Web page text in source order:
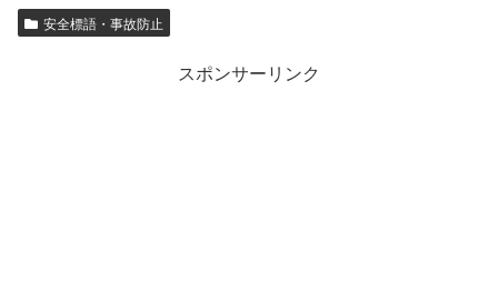
安全標語・事故防止
スポンサーリンク